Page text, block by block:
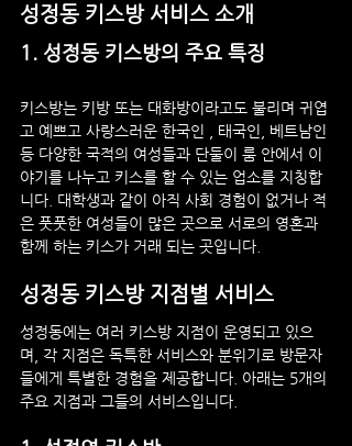
성정동 키스방 서비스 소개
1. 성정동 키스방의 주요 특징
키스방는 키방 또는 대화방이라고도 불리며 귀엽
고 예쁘고 사랑스러운 한국인 , 태국인, 베트남인
등 다양한 국적의 여성들과 단둘이 룸 안에서 이
야기를 나누고 키스를 할 수 있는 업소를 지칭합
니다. 대학생과 같이 아직 사회 경험이 없거나 적
은 풋풋한 여성들이 많은 곳으로 서로의 영혼과
함께 하는 키스가 거래 되는 곳입니다.
성정동 키스방 지점별 서비스
성정동에는 여러 키스방 지점이 운영되고 있으
며, 각 지점은 독특한 서비스와 분위기로 방문자
들에게 특별한 경험을 제공합니다. 아래는 5개의
주요 지점과 그들의 서비스입니다.